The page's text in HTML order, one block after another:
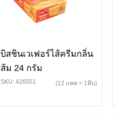
บิสชินเวเฟอร์ไส้ครีมกลิ่น
ส้ม 24 กรัม
SKU: 426551 (12 แพค = 1หีบ)